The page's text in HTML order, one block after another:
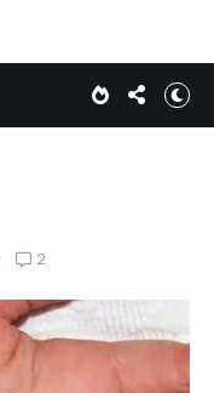
2